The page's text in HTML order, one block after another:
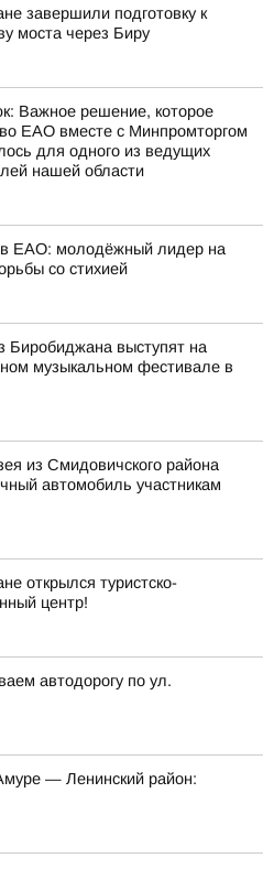
завершили подготовку к
моста через Биру
Важное решение, которое
ЕАО вместе с Минпромторгом
для одного из ведущих
нашей области
в ЕАО: молодёжный лидер на
со стихией
Биробиджана выступят на
музыкальном фестивале в
из Смидовичского района
автомобиль участникам
открылся туристско-
центр!
автодорогу по ул.
— Ленинский район: